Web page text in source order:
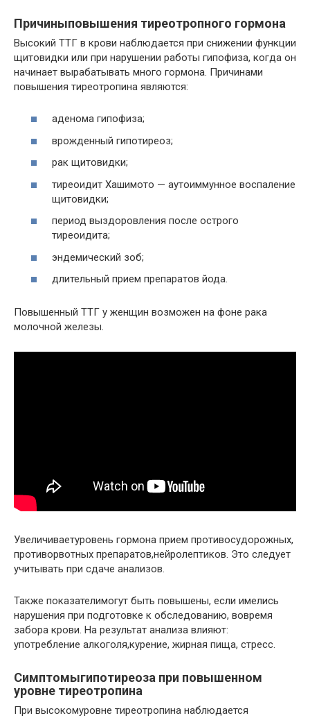
Причиныповышения тиреотропного гормона
Высокий ТТГ в крови наблюдается при снижении функции
щитовидки или при нарушении работы гипофиза, когда он
начинает вырабатывать много гормона. Причинами
повышения тиреотропина являются:
аденома гипофиза;
врожденный гипотиреоз;
рак щитовидки;
тиреоидит Хашимото — аутоиммунное воспаление
щитовидки;
период выздоровления после острого
тиреоидита;
эндемический зоб;
длительный прием препаратов йода.
Повышенный ТТГ у женщин возможен на фоне рака
молочной железы.
Увеличиваетуровень гормона прием противосудорожных,
противорвотных препаратов,нейролептиков. Это следует
учитывать при сдаче анализов.
Также показателимогут быть повышены, если имелись
нарушения при подготовке к обследованию, вовремя
забора крови. На результат анализа влияют:
употребление алкоголя,курение, жирная пища, стресс.
Симптомыгипотиреоза при повышенном
уровне тиреотропина
При высокомуровне тиреотропина наблюдается